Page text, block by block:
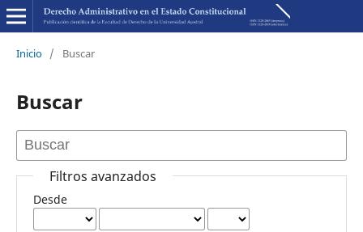
Inicio / Buscar
Buscar
Filtros avanzados
Desde